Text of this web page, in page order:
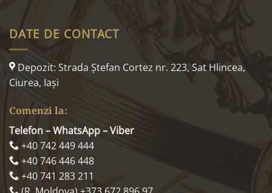
DATE DE CONTACT
Depozit: Strada Ştefan Cortez nr. 223, Sat Hlincea,
Ciurea, Iaşi
Comenzi la:
Telefon – WhatsApp – Viber
+40 742 449 444
+40 746 446 448
+40 741 283 211